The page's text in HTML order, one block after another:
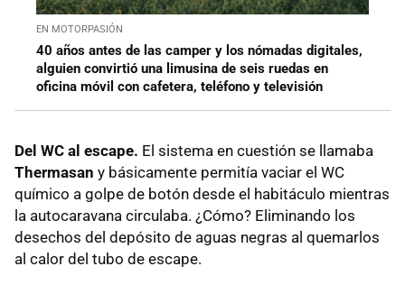
EN MOTORPASIÓN
40 años antes de las camper y los nómadas digitales,
alguien convirtió una limusina de seis ruedas en
oficina móvil con cafetera, teléfono y televisión
Del WC al escape. El sistema en cuestión se llamaba
Thermasan y básicamente permitía vaciar el WC
químico a golpe de botón desde el habitáculo mientras
la autocaravana circulaba. ¿Cómo? Eliminando los
desechos del depósito de aguas negras al quemarlos
al calor del tubo de escape.